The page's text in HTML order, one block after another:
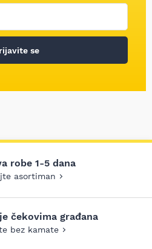
se
robe 1-5 dana
asortiman
čekovima građana
bez kamate